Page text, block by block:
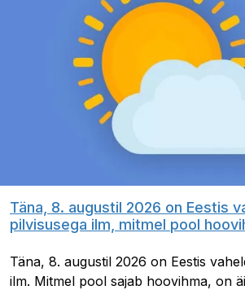
Täna, 8. augustil 2026 on Eestis
pilvisusega ilm, mitmel pool
Täna, 8. augustil 2026 on Eestis
ilm. Mitmel pool sajab hoovihma, on